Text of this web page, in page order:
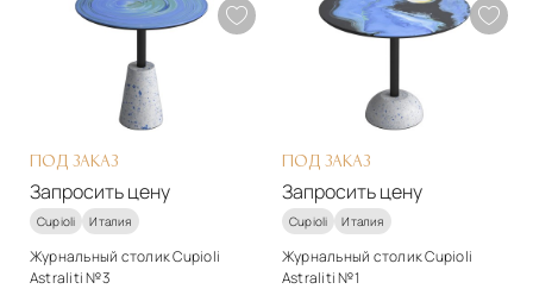
Материалы
Подробнее
Запросить цену
Материалы
Подробнее
Запросить цену
ПОД ЗАКАЗ
Запросить цену
Cupioli Италия
Журнальный столик Cupioli
Astraliti №3
ПОД ЗАКАЗ
Запросить цену
Cupioli Италия
Журнальный столик Cupioli
Astraliti №1